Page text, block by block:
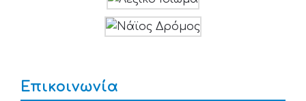
Επικοινωνία